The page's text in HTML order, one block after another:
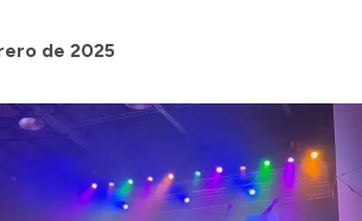
de 2025